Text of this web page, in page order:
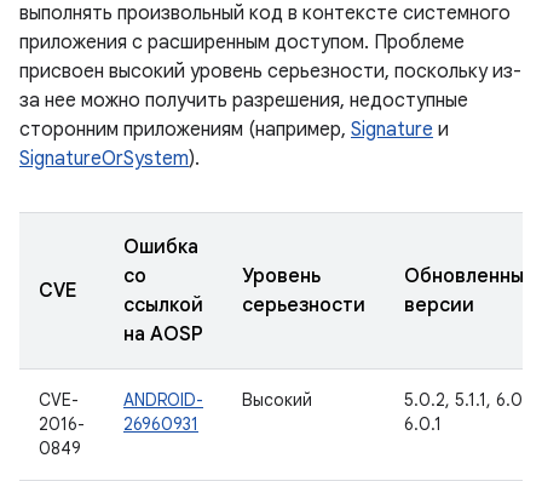
выполнять произвольный код в контексте системного
приложения с расширенным доступом. Проблеме
присвоен высокий уровень серьезности, поскольку из-
за нее можно получить разрешения, недоступные
сторонним приложениям (например, Signature и
SignatureOrSystem).
CVE
Ошибка
со
ссылкой
на AOSP
Уровень
серьезности
Обновленные
версии
CVE-
2016-
0849
ANDROID-
26960931
Высокий
5.0.2, 5.1.1, 6.0,
6.0.1